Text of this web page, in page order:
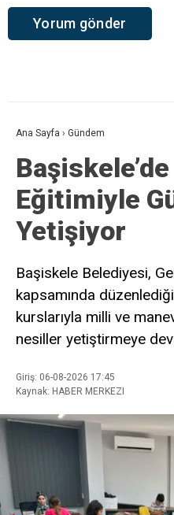
Ana Sayfa › Gündem
Eğitimiyle
Yetişiyor
Başiskele Belediyesi,
kapsamında
kurslarıyla milli ve
nesiller yetiştirmeye
Giriş: 06-08-2026 17:45
Kaynak: HABER MERKEZI